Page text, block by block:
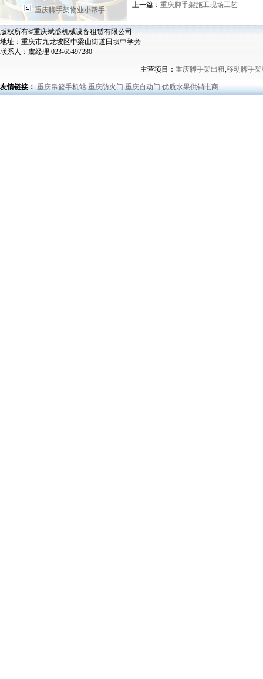
重庆脚手架物业小帮手
上一篇： 重庆脚手架施工现场工艺
版权所有©重庆斌盛机械设备租赁有限公司
地址：重庆市九龙坡区中梁山街道田坝中学旁
联系人：虞经理 023-65497280
主营项目： 重庆脚手架出租,移动脚手架
友情链接： 重庆吊篮手机站 重庆防火门 重庆自动门 优质水果供销电商